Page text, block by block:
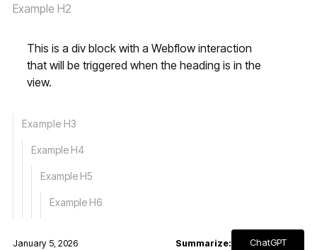
Example H2
This is a div block with a Webflow interaction
that will be triggered when the heading is in the
view.
Example H3
Example H4
Example H5
Example H6
January 5, 2026 Summarize: ChatGPT